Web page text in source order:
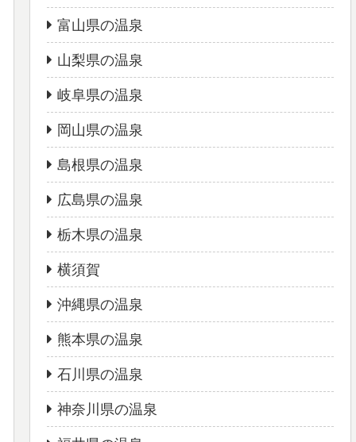
富山県の温泉
山梨県の温泉
岐阜県の温泉
岡山県の温泉
島根県の温泉
広島県の温泉
栃木県の温泉
横須賀
沖縄県の温泉
熊本県の温泉
石川県の温泉
神奈川県の温泉